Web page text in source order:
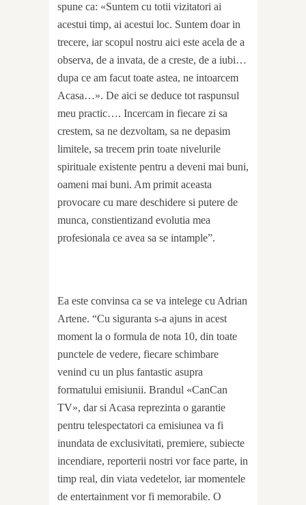
spune ca: «Suntem cu totii vizitatori ai
acestui timp, ai acestui loc. Suntem doar in
trecere, iar scopul nostru aici este acela de a
observa, de a invata, de a creste, de a iubi…
dupa ce am facut toate astea, ne intoarcem
Acasa…». De aici se deduce tot raspunsul
meu practic…. Incercam in fiecare zi sa
crestem, sa ne dezvoltam, sa ne depasim
limitele, sa trecem prin toate nivelurile
spirituale existente pentru a deveni mai buni,
oameni mai buni. Am primit aceasta
provocare cu mare deschidere si putere de
munca, constientizand evolutia mea
profesionala ce avea sa se intample”.
Ea este convinsa ca se va intelege cu Adrian
Artene. “Cu siguranta s-a ajuns in acest
moment la o formula de nota 10, din toate
punctele de vedere, fiecare schimbare
venind cu un plus fantastic asupra
formatului emisiunii. Brandul «CanCan
TV», dar si Acasa reprezinta o garantie
pentru telespectatori ca emisiunea va fi
inundata de exclusivitati, premiere, subiecte
incendiare, reporterii nostri vor face parte, in
timp real, din viata vedetelor, iar momentele
de entertainment vor fi memorabile. O